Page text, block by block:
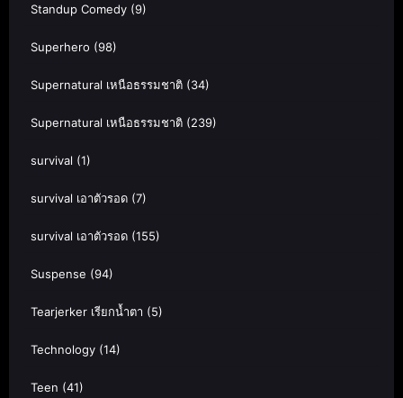
Standup Comedy (9)
Superhero (98)
Supernatural เหนือธรรมชาติ (34)
Supernatural เหนือธรรมชาติ (239)
survival (1)
survival เอาตัวรอด (7)
survival เอาตัวรอด (155)
Suspense (94)
Tearjerker เรียกน้ำตา (5)
Technology (14)
Teen (41)